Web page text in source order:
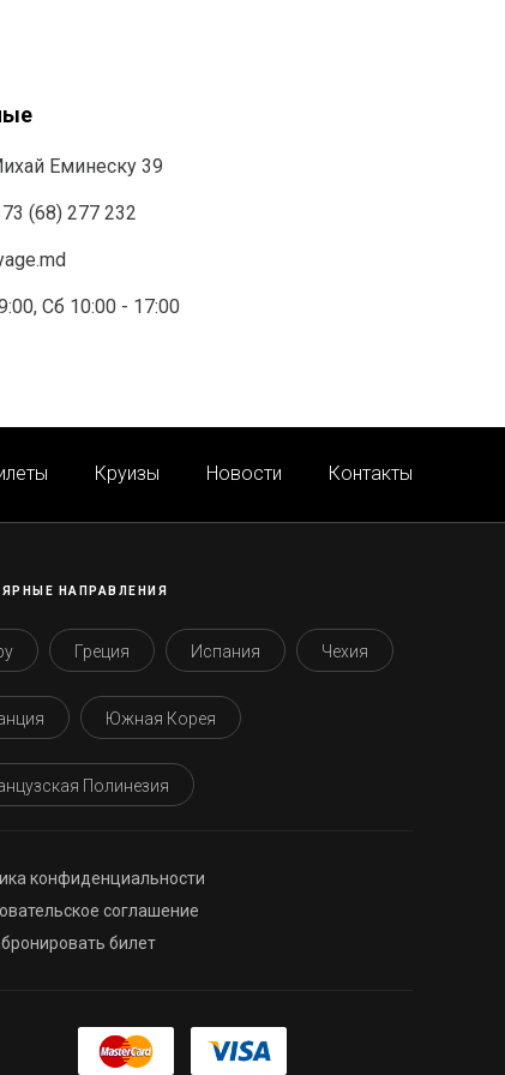
Еминеску 39
(68) 277 232
Сб 10:00 - 17:00
Круизы Новости Контакты
НАПРАВЛЕНИЯ
Греция Испания Чехия
Южная Корея
Полинезия
конфиденциальности
соглашение
билет